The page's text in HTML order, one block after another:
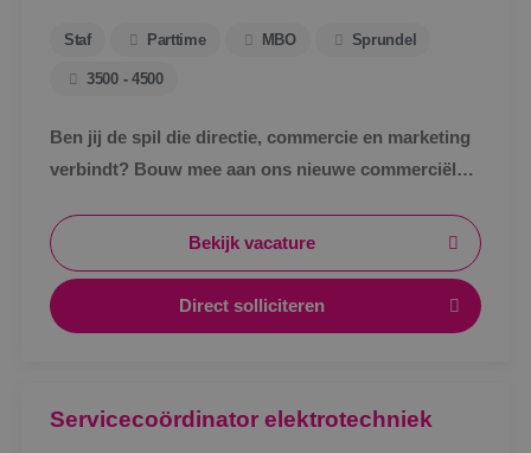
Staf Parttime MBO Sprundel
3500 - 4500
Ben jij de spil die directie, commercie en marketing
verbindt? Bouw mee aan ons nieuwe commerciële
BINK.&nbsp;
Bekijk vacature
Direct solliciteren
Servicecoördinator elektrotechniek